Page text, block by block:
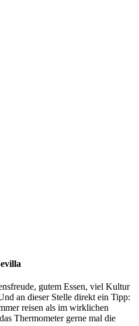
gutem Essen, viel Kultur
an dieser Stelle direkt ein Tipp:
reisen als im wirklichen
Thermometer gerne mal die